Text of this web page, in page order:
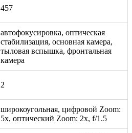
457
автофокусировка, оптическая
стабилизация, основная камера,
тыловая вспышка, фронтальная
камера
2
широкоугольная, цифровой Zoom:
5x, оптический Zoom: 2x, f/1.5